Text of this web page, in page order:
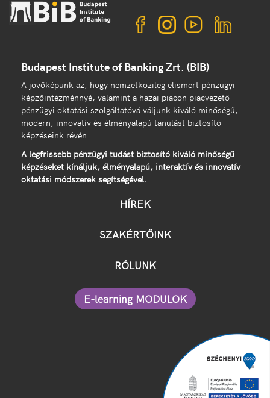
Budapest Institute of Banking Zrt. (BIB)
A jövőképünk az, hogy nemzetközileg elismert pénzügyi
képzőintézménnyé, valamint a hazai piacon piacvezető
pénzügyi oktatási szolgáltatóvá váljunk kiváló minőségű,
modern, innovatív és élményalapú tanulást biztosító
képzéseink révén.
A legfrissebb pénzügyi tudást biztosító kiváló minőségű
képzéseket kínáljuk, élményalapú, interaktív és innovatív
oktatási módszerek segítségével.
HÍREK
SZAKÉRTŐINK
RÓLUNK
E-learning MODULOK